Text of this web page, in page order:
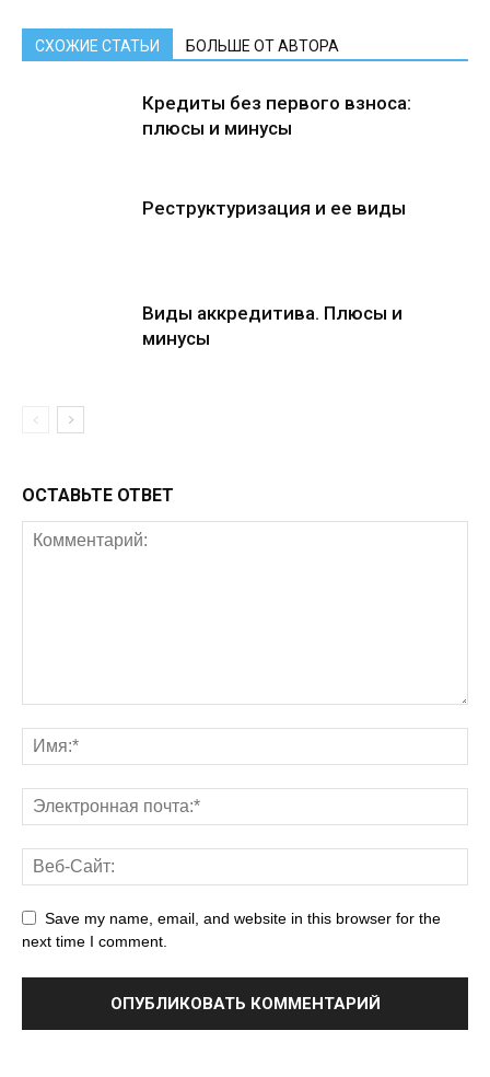
СХОЖИЕ СТАТЬИ БОЛЬШЕ ОТ АВТОРА
Кредиты без первого взноса:
плюсы и минусы
Реструктуризация и ее виды
Виды аккредитива. Плюсы и
минусы
ОСТАВЬТЕ ОТВЕТ
Save my name, email, and website in this browser for the
next time I comment.